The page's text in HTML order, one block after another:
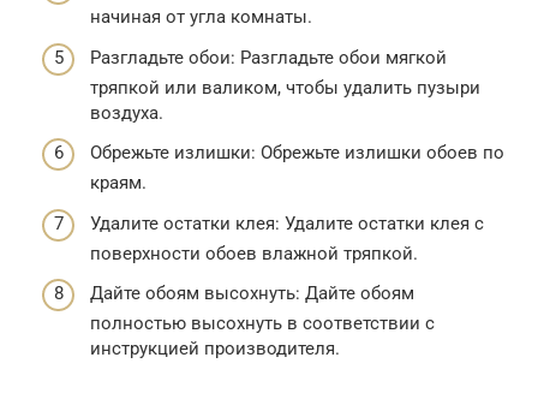
начиная от угла комнаты.
Разгладьте обои: Разгладьте обои мягкой
тряпкой или валиком, чтобы удалить пузыри
воздуха.
Обрежьте излишки: Обрежьте излишки обоев по
краям.
Удалите остатки клея: Удалите остатки клея с
поверхности обоев влажной тряпкой.
Дайте обоям высохнуть: Дайте обоям
полностью высохнуть в соответствии с
инструкцией производителя.